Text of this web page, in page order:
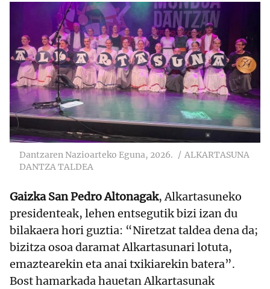
Dantzaren Nazioarteko Eguna, 2026.
ALKARTASUNA
DANTZA TALDEA
Gaizka San Pedro Altonagak, Alkartasuneko
presidenteak, lehen entsegutik bizi izan du
bilakaera hori guztia: “Niretzat taldea dena da;
bizitza osoa daramat Alkartasunari lotuta,
emaztearekin eta anai txikiarekin batera”.
Bost hamarkada hauetan Alkartasunak